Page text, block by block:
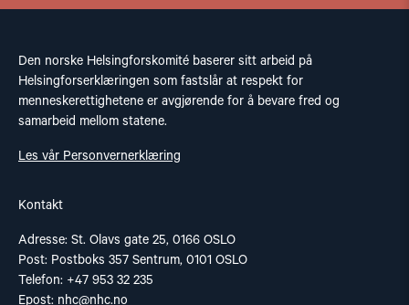
Den norske Helsingforskomité baserer sitt arbeid på
Helsingforserklæringen som fastslår at respekt for
menneskerettighetene er avgjørende for å bevare fred og
samarbeid mellom statene.
Les vår Personvernerklæring
Kontakt
Adresse: St. Olavs gate 25, 0166 OSLO
Post: Postboks 357 Sentrum, 0101 OSLO
Telefon: +47 953 32 235
Epost: nhc@nhc.no